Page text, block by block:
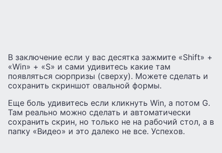
В заключение если у вас десятка зажмите «Shift» +
«Win» + «S» и сами удивитесь какие там
появляться сюрпризы (сверху). Можете сделать и
сохранить скриншот овальной формы.
Еще боль удивитесь если кликнуть Win, а потом G.
Там реально можно сделать и автоматически
сохранить скрин, но только не на рабочий стол, а в
папку «Видео» и это далеко не все. Успехов.